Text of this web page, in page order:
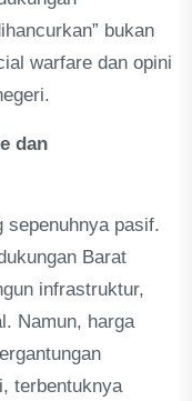
bukan
warfare dan opini
dan
sepenuhnya pasif.
Barat
infrastruktur,
Namun, harga
terbentuknya